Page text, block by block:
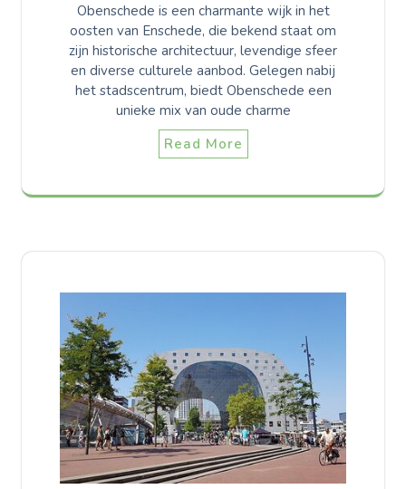
Obenschede is een charmante wijk in het
oosten van Enschede, die bekend staat om
zijn historische architectuur, levendige sfeer
en diverse culturele aanbod. Gelegen nabij
het stadscentrum, biedt Obenschede een
unieke mix van oude charme
Read More